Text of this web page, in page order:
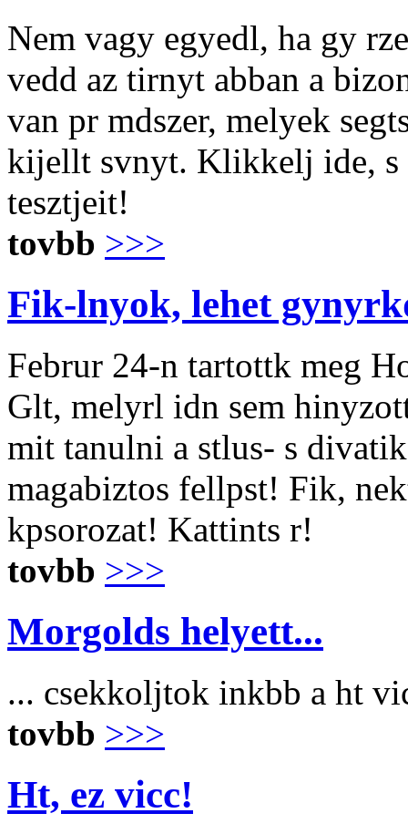
Nem vagy egyedl, ha gy
vedd az tirnyt abban a
van pr mdszer, melyek
kijellt svnyt. Klikkelj ide, s
tesztjeit!
tovbb >>>
Fik-lnyok, lehet
Februr 24-n tartottk meg
Glt, melyrl idn sem
mit tanulni a stlus- s
magabiztos fellpst! Fik,
kpsorozat! Kattints r!
tovbb >>>
Morgolds helyett...
... csekkoljtok inkbb a ht
tovbb >>>
Ht, ez vicc!